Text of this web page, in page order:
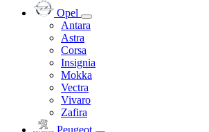
Opel
Antara
Astra
Corsa
Insignia
Mokka
Vectra
Vivaro
Zafira
Peugeot